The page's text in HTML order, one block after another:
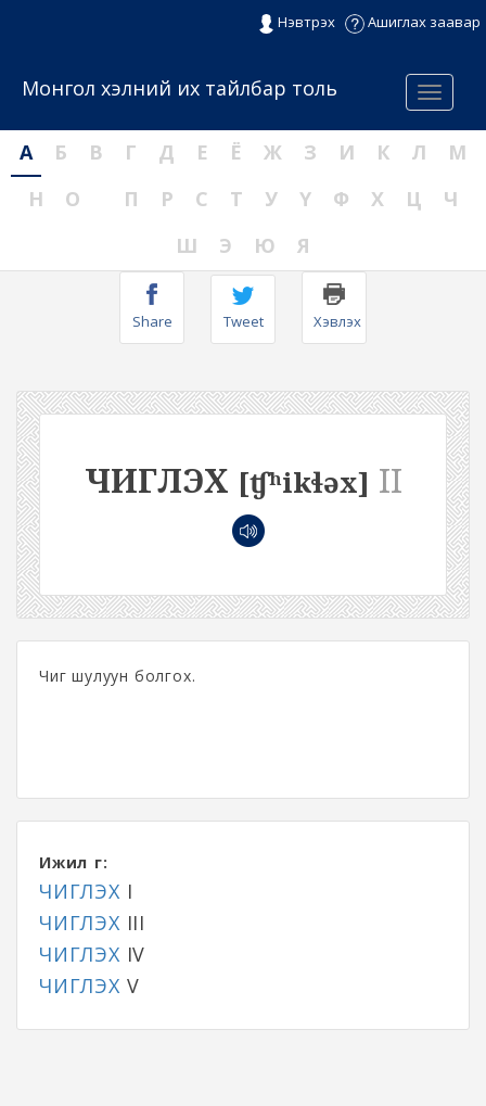
Нэвтрэх Ашиглах заавар
Menu
Монгол хэлний их тайлбар толь
А Б В Г Д Е Ё Ж З И К Л
М
Н
О П Р С Т У Ү Ф Х Ц
Ч
Ш
Э Ю Я
Share Tweet Хэвлэх
ЧИГЛЭХ [ʧʰikɬəx] II
Чиг шулуун болгох.
Ижил үг:
ЧИГЛЭХ I
ЧИГЛЭХ III
ЧИГЛЭХ IV
ЧИГЛЭХ V